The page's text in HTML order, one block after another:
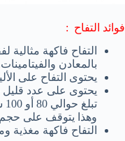
فوائد التفاح :
التفاح فاكهة مثالية
بالمعادن
يحتوى التفاح على
يحتوى على عدد
تبلغ حوالي 80 أو 100
وهذا يتوقف على حجم
التفاح فاكهة مغذية